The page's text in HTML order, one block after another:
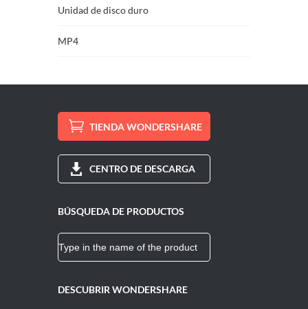
Unidad de disco duro
MP4
TIENDA WONDERSHARE
CENTRO DE DESCARGA
BÚSQUEDA DE PRODUCTOS
DESCUBRIR WONDERSHARE